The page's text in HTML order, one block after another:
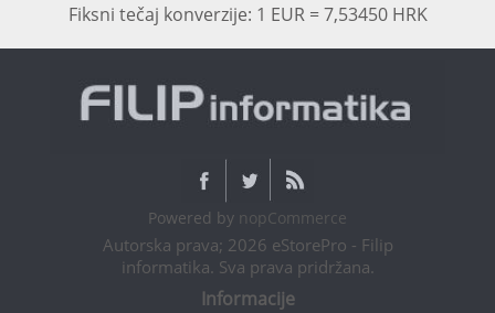
Fiksni tečaj konverzije: 1 EUR = 7,53450 HRK
Powered by nopCommerce
Autorska prava; 2026 eStorePro - Filip
informatika. Sva prava pridržana.
Informacije